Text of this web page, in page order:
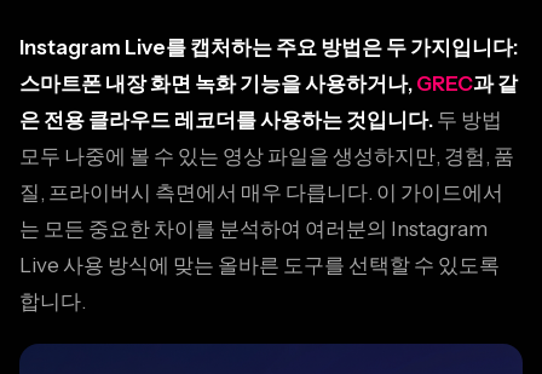
Instagram Live를 캡처하는 주요 방법은 두 가지입니다:
스마트폰 내장 화면 녹화 기능을 사용하거나, GREC과 같
은 전용 클라우드 레코더를 사용하는 것입니다. 두 방법
모두 나중에 볼 수 있는 영상 파일을 생성하지만, 경험, 품
질, 프라이버시 측면에서 매우 다릅니다. 이 가이드에서
는 모든 중요한 차이를 분석하여 여러분의 Instagram
Live 사용 방식에 맞는 올바른 도구를 선택할 수 있도록
합니다.